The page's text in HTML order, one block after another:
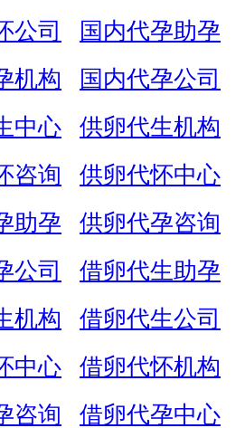
公司
国内代孕助孕
机构
国内代孕公司
中心
供卵代生机构
咨询
供卵代怀中心
助孕
供卵代孕咨询
公司
借卵代生助孕
机构
借卵代生公司
中心
借卵代怀机构
咨询
借卵代孕中心